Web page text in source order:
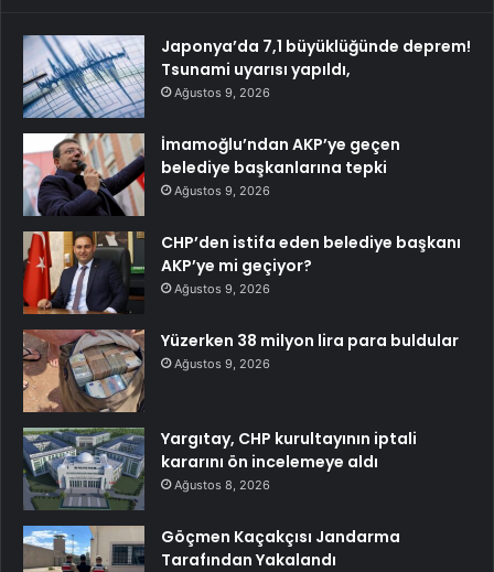
Japonya’da 7,1 büyüklüğünde deprem!
Tsunami uyarısı yapıldı,
Ağustos 9, 2026
İmamoğlu’ndan AKP’ye geçen
belediye başkanlarına tepki
Ağustos 9, 2026
CHP’den istifa eden belediye başkanı
AKP’ye mi geçiyor?
Ağustos 9, 2026
Yüzerken 38 milyon lira para buldular
Ağustos 9, 2026
Yargıtay, CHP kurultayının iptali
kararını ön incelemeye aldı
Ağustos 8, 2026
Göçmen Kaçakçısı Jandarma
Tarafından Yakalandı